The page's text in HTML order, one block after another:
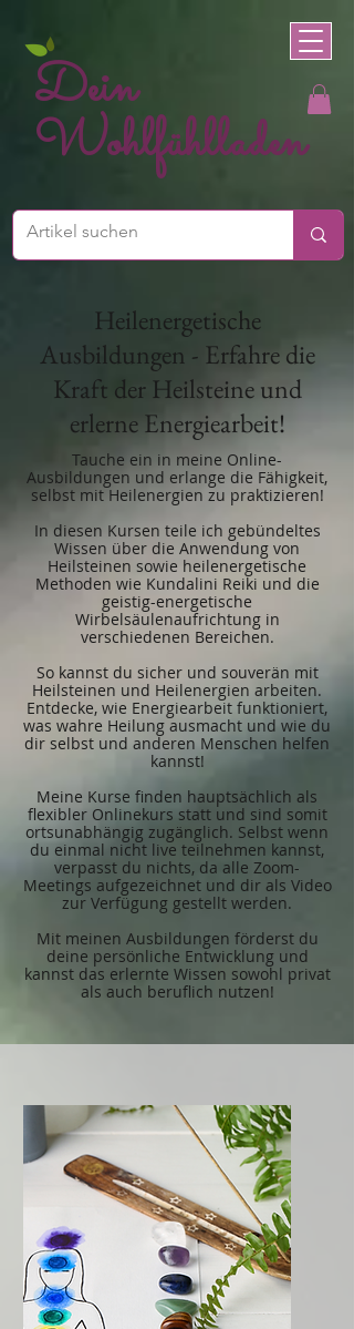
Dein
Wohlfühlladen
Heilenergetische
Ausbildungen - Erfahre die
Kraft der Heilsteine und
erlerne Energiearbeit!
Tauche ein in meine Online-
Ausbildungen und erlange die Fähigkeit,
selbst mit Heilenergien zu praktizieren!
In diesen Kursen teile ich gebündeltes
Wissen über die Anwendung von
Heilsteinen sowie heilenergetische
Methoden wie Kundalini Reiki und die
geistig-energetische
Wirbelsäulenaufrichtung in
verschiedenen Bereichen.
So kannst du sicher und souverän mit
Heilsteinen und Heilenergien arbeiten.
Entdecke, wie Energiearbeit funktioniert,
was wahre Heilung ausmacht und wie du
dir selbst und anderen Menschen helfen
kannst!
Meine Kurse finden hauptsächlich als
flexibler Onlinekurs statt und sind somit
ortsunabhängig zugänglich. Selbst wenn
du einmal nicht live teilnehmen kannst,
verpasst du nichts, da alle Zoom-
Meetings aufgezeichnet und dir als Video
zur Verfügung gestellt werden.
Mit meinen Ausbildungen förderst du
deine persönliche Entwicklung und
kannst das erlernte Wissen sowohl privat
als auch beruflich nutzen!